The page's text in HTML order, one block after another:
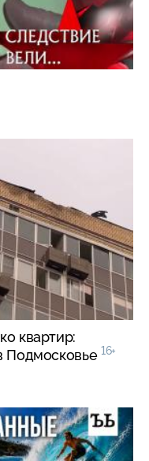
квартир:
Подмосковье 16+